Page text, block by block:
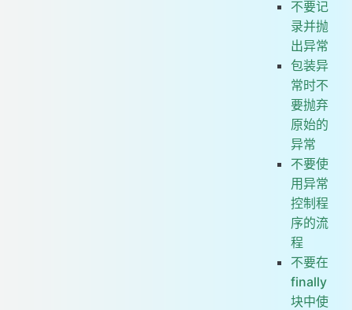
不要记
录并抛
出异常
包装异
常时不
要抛弃
原始的
异常
不要使
用异常
控制程
序的流
程
不要在
finally
块中使